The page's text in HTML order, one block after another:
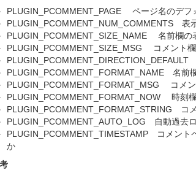
PLUGIN_PCOMMENT_PAGE ページ名のデフ
PLUGIN_PCOMMENT_NUM_COMMENTS 表
PLUGIN_PCOMMENT_SIZE_NAME 名前欄の
PLUGIN_PCOMMENT_SIZE_MSG コメント
PLUGIN_PCOMMENT_FORMAT_NAME 名前
PLUGIN_PCOMMENT_FORMAT_MSG コメン
PLUGIN_PCOMMENT_FORMAT_NOW 時刻
PLUGIN_PCOMMENT_FORMAT_STRING コ
PLUGIN_PCOMMENT_AUTO_LOG 自動過去
PLUGIN_PCOMMENT_TIMESTAMP コメント
か